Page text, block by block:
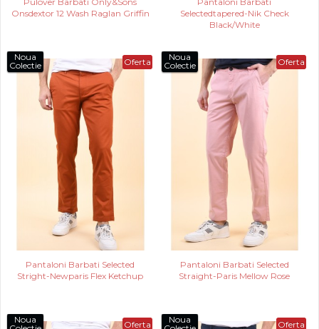
Onsdextor 12 Wash Raglan Griffin
Selectedtapered-Nik Check
Black/White
Oferta
Noua
Colectie
Pantaloni Barbati Selected
Stright-Newparis Flex Ketchup
Oferta
Noua
Colectie
Pantaloni Barbati Selected
Straight-Paris Mellow Rose
Oferta
Noua
Oferta
Noua